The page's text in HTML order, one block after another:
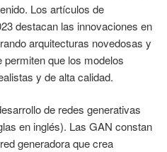
Los artículos de
destacan las innovaciones en
arquitecturas novedosas y
que los modelos
y de alta calidad.
de redes generativas
en inglés). Las GAN constan
generadora que crea